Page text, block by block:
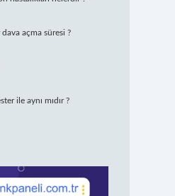
açma süresi ?
ile aynı mıdır ?